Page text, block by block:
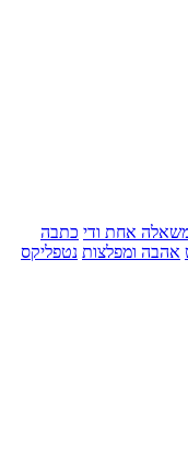
כתבה
אהבה ומפלצות נטפליקס